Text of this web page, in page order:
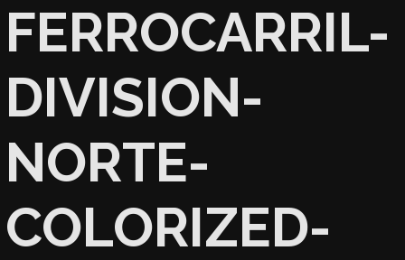
FERROCARRIL-
DIVISION-
NORTE-
COLORIZED-